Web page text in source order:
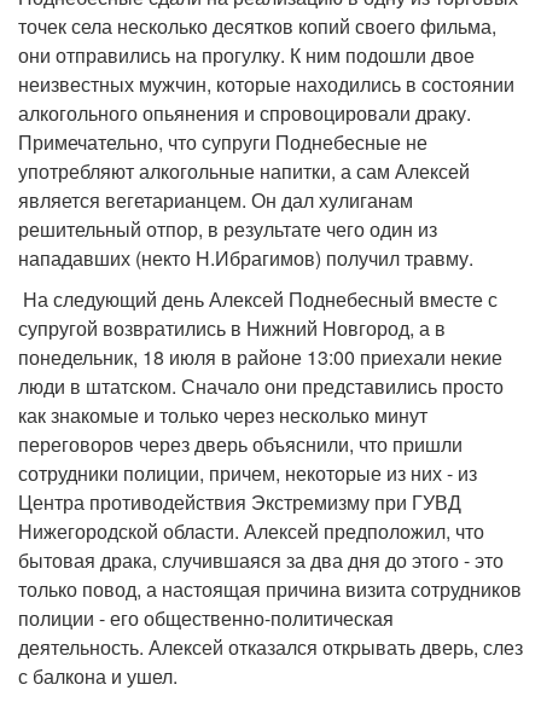
точек села несколько десятков копий своего фильма,
они отправились на прогулку. К ним подошли двое
неизвестных мужчин, которые находились в состоянии
алкогольного опьянения и спровоцировали драку.
Примечательно, что супруги Поднебесные не
употребляют алкогольные напитки, а сам Алексей
является вегетарианцем. Он дал хулиганам
решительный отпор, в результате чего один из
нападавших (некто Н.Ибрагимов) получил травму.
На следующий день Алексей Поднебесный вместе с
супругой возвратились в Нижний Новгород, а в
понедельник, 18 июля в районе 13:00 приехали некие
люди в штатском. Сначало они представились просто
как знакомые и только через несколько минут
переговоров через дверь объяснили, что пришли
сотрудники полиции, причем, некоторые из них - из
Центра противодействия Экстремизму при ГУВД
Нижегородской области. Алексей предположил, что
бытовая драка, случившаяся за два дня до этого - это
только повод, а настоящая причина визита сотрудников
полиции - его общественно-политическая
деятельность. Алексей отказался открывать дверь, слез
с балкона и ушел.